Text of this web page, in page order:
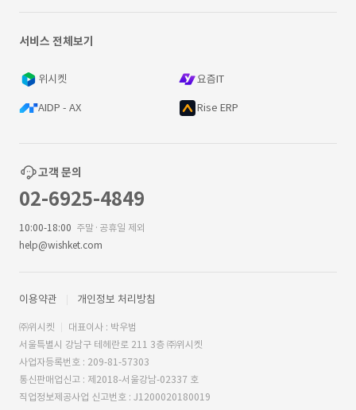
서비스 전체보기
위시켓 요즘IT
AIDP - AX Rise ERP
고객 문의
02-6925-4849
10:00-18:00 주말·공휴일 제외
help@wishket.com
이용약관 개인정보 처리방침
㈜위시켓
대표이사 : 박우범
서울특별시 강남구 테헤란로 211 3층 ㈜위시켓
사업자등록번호 : 209-81-57303
통신판매업신고 : 제2018-서울강남-02337 호
직업정보제공사업 신고번호 : J1200020180019